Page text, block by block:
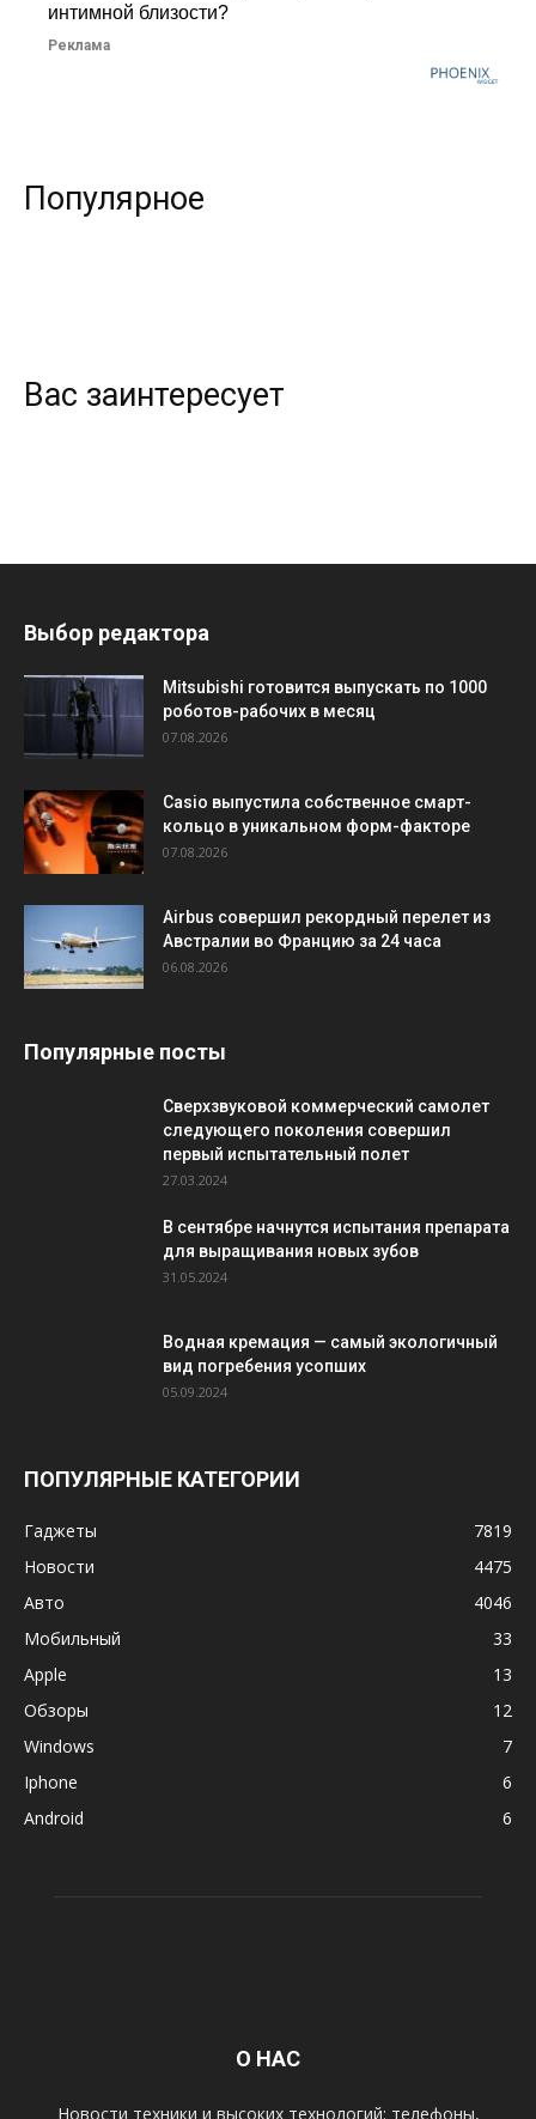
интимной близости?
Реклама
Популярное
Вас заинтересует
Выбор редактора
Mitsubishi готовится выпускать по 1000
роботов-рабочих в месяц
07.08.2026
Casio выпустила собственное смарт-
кольцо в уникальном форм-факторе
07.08.2026
Airbus совершил рекордный перелет из
Австралии во Францию за 24 часа
06.08.2026
Популярные посты
Сверхзвуковой коммерческий самолет
следующего поколения совершил
первый испытательный полет
27.03.2024
В сентябре начнутся испытания препарата
для выращивания новых зубов
31.05.2024
Водная кремация — самый экологичный
вид погребения усопших
05.09.2024
ПОПУЛЯРНЫЕ КАТЕГОРИИ
Гаджеты
7819
Новости
4475
Авто
4046
Мобильный
33
Apple
13
Обзоры
12
Windows
7
Iphone
6
Android
6
О НАС
Новости техники и высоких технологий: телефоны,